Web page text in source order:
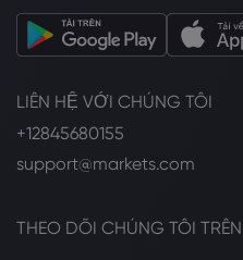
LIÊN HỆ VỚI CHÚNG TÔI
+12845680155
support@markets.com
THEO DÕI CHÚNG TÔI TRÊN